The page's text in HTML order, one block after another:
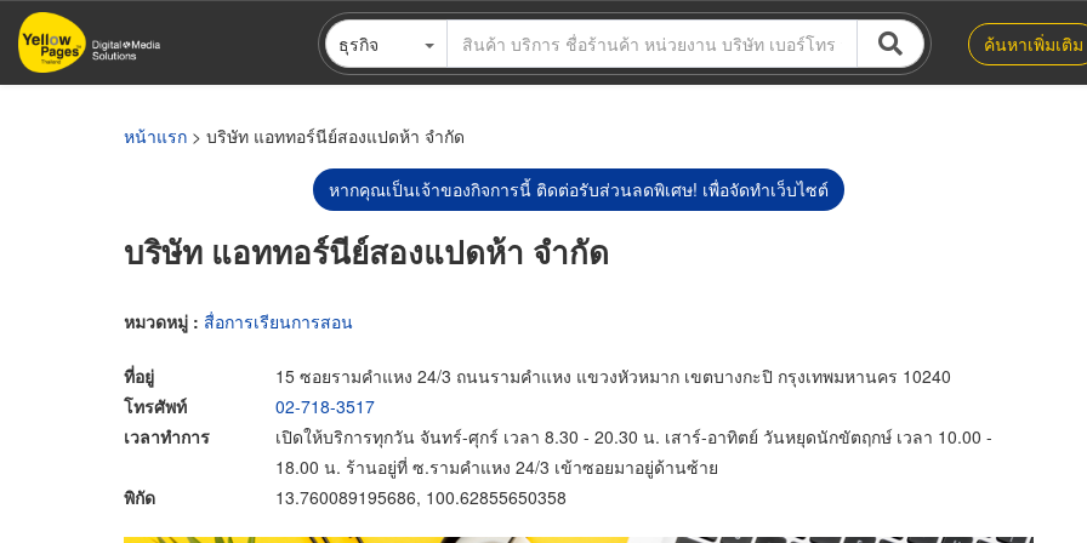
ข้าม
ไป
ธุรกิจ ค้นหาเพิ่มเติม
หน้าแรก > บริษัท แอททอร์นีย์สองแปดห้า จำกัด
หากคุณเป็นเจ้าของกิจการนี้ ติดต่อรับส่วนลดพิเศษ! เพื่อจัดทำเว็บไซต์
บริษัท แอททอร์นีย์สองแปดห้า จำกัด
หมวดหมู่ : สื่อการเรียนการสอน
ที่อยู่
15 ซอยรามคำแหง 24/3 ถนนรามคำแหง แขวงหัวหมาก เขตบางกะปิ กรุงเทพมหานคร 10240
โทรศัพท์
02-718-3517
เวลาทำการ
เปิดให้บริการทุกวัน จันทร์-ศุกร์ เวลา 8.30 - 20.30 น. เสาร์-อาทิตย์ วันหยุดนักขัตฤกษ์ เวลา 10.00 -
18.00 น. ร้านอยู่ที่ ซ.รามคำแหง 24/3 เข้าซอยมาอยู่ด้านซ้าย
พิกัด
13.760089195686, 100.62855650358